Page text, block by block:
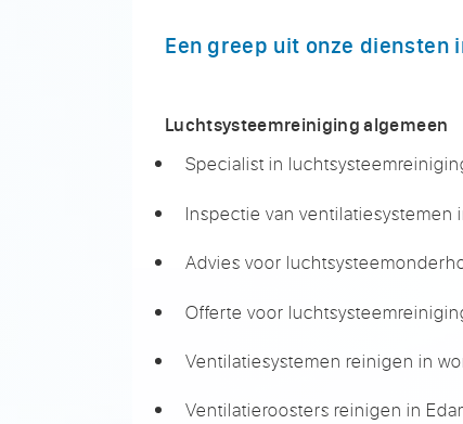
Een greep uit onze diensten
Luchtsysteemreiniging algemeen
Specialist in
Inspectie van ventilatiesystemen
Advies voor
Offerte voor
Ventilatiesystemen reinigen in
Ventilatieroosters reinigen in